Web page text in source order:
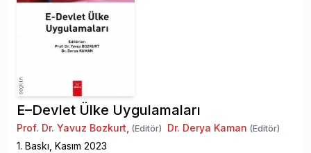
E–Devlet Ülke Uygulamaları
Prof. Dr. Yavuz Bozkurt, (Editör) Dr. Derya Kaman (Editör)
1. Baskı, Kasım 2023